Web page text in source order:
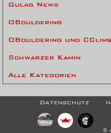
Gulag News
OBouldering
OBouldering und
Schwarzer Kamin
Alle Kategorien
Datenschutz
©